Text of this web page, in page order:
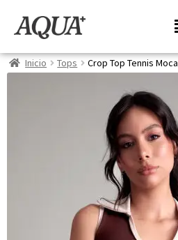
Inicio Tops Crop Top Tennis Moca